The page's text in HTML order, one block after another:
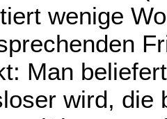
wenige
Man
wird, die